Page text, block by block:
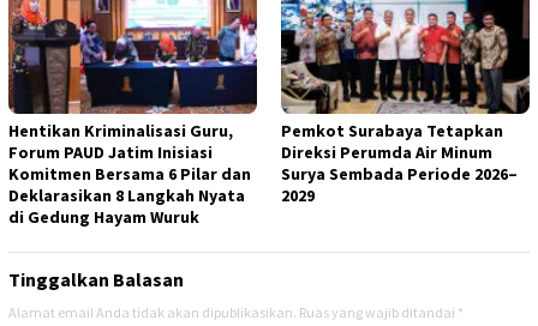
Hentikan Kriminalisasi Guru,
Forum PAUD Jatim Inisiasi
Komitmen Bersama 6 Pilar dan
Deklarasikan 8 Langkah Nyata
di Gedung Hayam Wuruk
Pemkot Surabaya Tetapkan
Direksi Perumda Air Minum
Surya Sembada Periode 2026–
2029
Tinggalkan Balasan
Alamat email Anda tidak akan dipublikasikan. Ruas yang wajib ditandai *